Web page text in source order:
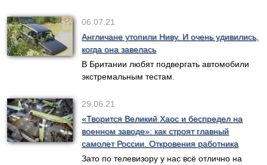
06.07.21
Англичане утопили Ниву. И очень удивились,
когда она завелась
В Британии любят подвергать автомобили
экстремальным тестам.
29.06.21
«Творится Великий Хаос и беспредел на
военном заводе»: как строят главный
самолет России. Откровения работника
Зато по телевизору у нас всё отлично на